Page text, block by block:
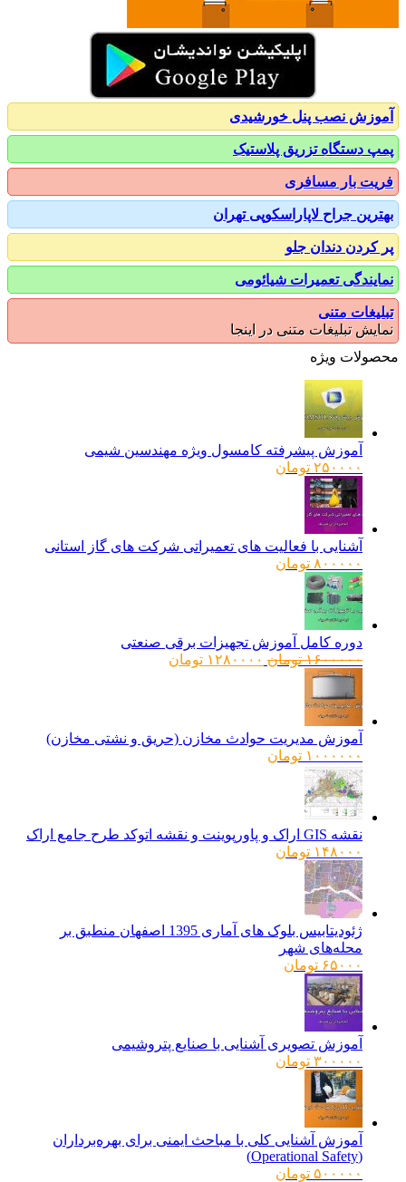
نصب پنل خورشیدی
دستگاه تزریق پلاستیک
بار مسافری
جراح لاپاراسکوپی تهران
دندان جلو
تعمیرات شیائومی
متنی
تبلیغات متنی در اینجا
ویژه
آموزش پیشرفته کامسول ویژه مهندسین شیمی
۲۵۰۰۰۰ تومان
آشنایی با فعالیت های تعمیراتی شرکت های گاز استانی
۸۰۰۰۰۰ تومان
دوره کامل آموزش تجهیزات برقی صنعتی
۱۶۰۰۰۰۰ تومانقیمت
۱۲۸۰۰۰۰ تومانقیمت
آموزش مدیریت حوادث مخازن (حریق و نشتی مخازن)
۱۰۰۰۰۰۰ تومان
نقشه GIS اراک و پاورپوینت و نقشه اتوکد طرح جامع اراک
۱۴۸۰۰۰ تومان
ژئودیتابیس بلوک های آماری 1395 اصفهان منطبق بر
محله‌های شهر
۶۵۰۰۰ تومان
آموزش تصویری آشنایی با صنایع پتروشیمی
۳۰۰۰۰۰ تومان
آموزش آشنایی کلی با مباحث ایمنی برای بهره‌برداران
۵۰۰۰۰۰ تومان